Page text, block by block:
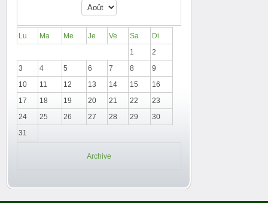
Lu Ma Me Je Ve Sa
Di
1
2
3
4 5 6 7 8
9
10
11 12 13 14 15
16
17
18 19 20 21 22
23
24
25 26 27 28 29
30
31
Archive